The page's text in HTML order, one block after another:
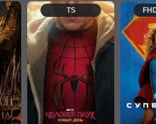
TS